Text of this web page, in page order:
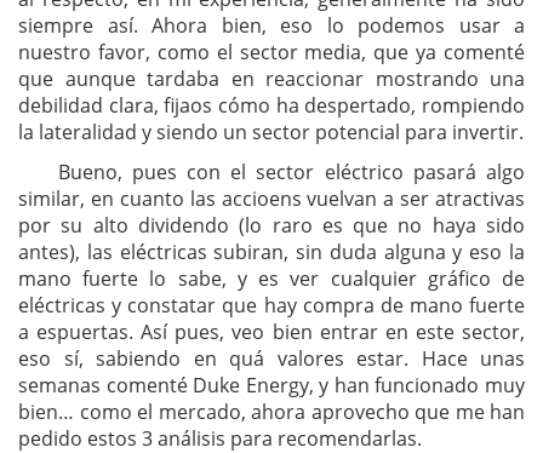
siempre así. Ahora bien, eso lo podemos usar a
nuestro favor, como el sector media, que ya comenté
que aunque tardaba en reaccionar mostrando una
debilidad clara, fijaos cómo ha despertado, rompiendo
la lateralidad y siendo un sector potencial para invertir.
Bueno, pues con el sector eléctrico pasará algo
similar, en cuanto las accioens vuelvan a ser atractivas
por su alto dividendo (lo raro es que no haya sido
antes), las eléctricas subiran, sin duda alguna y eso la
mano fuerte lo sabe, y es ver cualquier gráfico de
eléctricas y constatar que hay compra de mano fuerte
a espuertas. Así pues, veo bien entrar en este sector,
eso sí, sabiendo en quá valores estar. Hace unas
semanas comenté Duke Energy, y han funcionado muy
bien… como el mercado, ahora aprovecho que me han
pedido estos 3 análisis para recomendarlas.